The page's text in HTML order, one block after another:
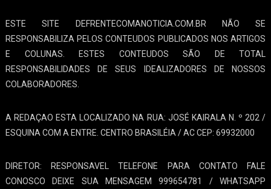
ESTE SITE DEFRENTECOMANOTICIA.COM.BR NÃO SE
RESPONSABILIZA PELOS CONTEUDOS PUBLICADOS NOS ARTIGOS
E COLUNAS. ESTES CONTEUDOS SÃO DE TOTAL
RESPONSABILIDADES DE SEUS IDEALIZADORES DE NOSSOS
COLABORADORES.
A REDAÇAO ESTA LOCALIZADO NA RUA: JOSÉ KAIRALA N. º 202 /
ESQUINA COM A ENTRE. CENTRO BRASILÉIA / AC CEP: 69932000
DIRETOR: RESPONSAVEL TELEFONE PARA CONTATO FALE
CONOSCO DEIXE SUA MENSAGEM 999654781 / WHATSAPP